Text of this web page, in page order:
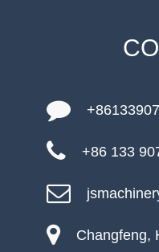
+86 133
Changfeng,